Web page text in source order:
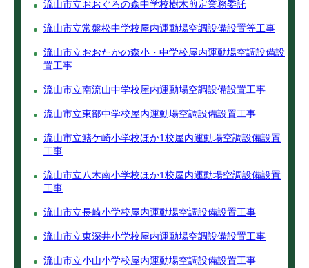
流山市立おおぐろの森中学校樹木剪定業務委託
流山市立常盤松中学校屋内運動場空調設備設置等工事
流山市立おおたかの森小・中学校屋内運動場空調設備設
置工事
流山市立南流山中学校屋内運動場空調設備設置工事
流山市立東部中学校屋内運動場空調設備設置工事
流山市立鰭ケ崎小学校ほか1校屋内運動場空調設備設置
工事
流山市立八木南小学校ほか1校屋内運動場空調設備設置
工事
流山市立長崎小学校屋内運動場空調設備設置工事
流山市立東深井小学校屋内運動場空調設備設置工事
流山市立小山小学校屋内運動場空調設備設置工事